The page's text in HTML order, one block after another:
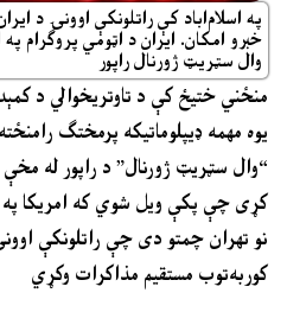
په اسلام‌اباد کې راتلونکې اوونۍ د
خبرو امکان. ایران د اټومي پروګرام
وال سټریټ ژورنال راپور
منځني ختیځ کې د تاوتریخوالي د
یوه مهمه ډیپلوماتیکه پرمختګ
“وال سټریټ ژورنال” د راپور له
کړی چې پکې ویل شوي که امریکا
نو تهران چمتو دی چې راتلونکې
کوربه‌توب مستقیم مذاکرات وکړي